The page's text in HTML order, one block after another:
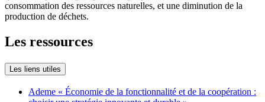
consommation des ressources naturelles, et une diminution de la
production de déchets.
Les ressources
Les liens utiles
Ademe « Économie de la fonctionnalité et de la coopération :